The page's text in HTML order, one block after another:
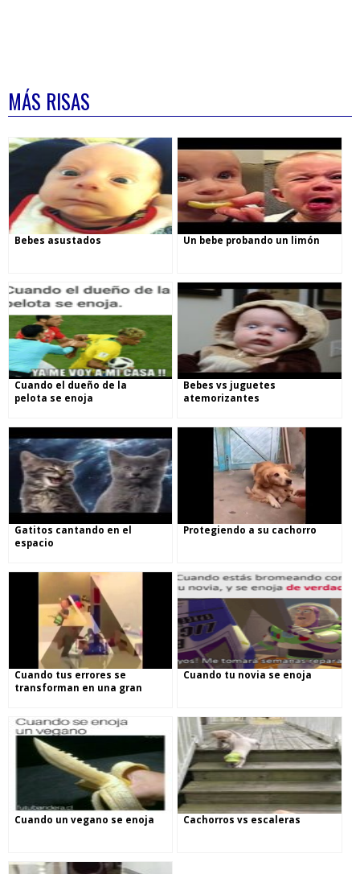
MÁS RISAS
Bebes asustados Un bebe probando un limón
Cuando el dueño de la
pelota se enoja
Bebes vs juguetes
atemorizantes
Gatitos cantando en el
espacio
Protegiendo a su cachorro
Cuando tus errores se
transforman en una gran
Cuando tu novia se enoja
Cuando un vegano se enoja Cachorros vs escaleras